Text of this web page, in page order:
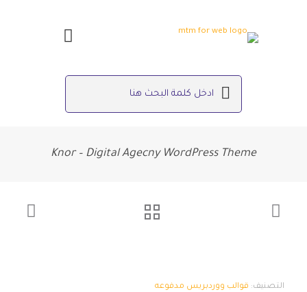
Knor – Digital Agecny WordPress Theme
التصنيف: قوالب ووردبريس مدفوعه